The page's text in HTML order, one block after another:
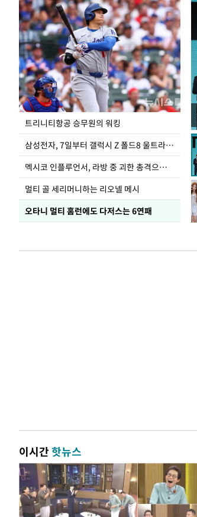
트리니티항공 승무원의 워킹
삼성전자, 7일부터 갤럭시 Z 폴드8 울트라·폴드8·플립8 출시
멕시코 인플루언서, 라방 중 괴한 총격으로 사망
멀티 골 세리머니하는 리오넬 메시
오타니 멀티 홈런에도 다저스는 6연패
이시간핫뉴스